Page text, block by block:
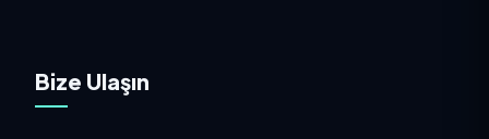
Bize Ulaşın